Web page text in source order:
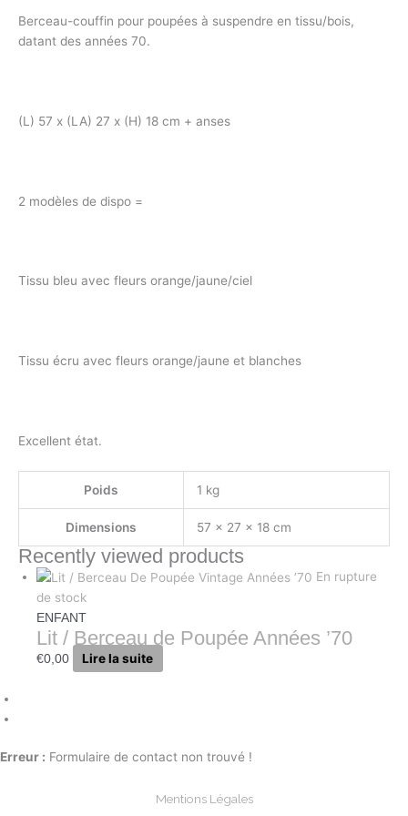
Berceau-couffin pour poupées à suspendre en tissu/bois,
datant des années 70.
(L) 57 x (LA) 27 x (H) 18 cm + anses
2 modèles de dispo =
Tissu bleu avec fleurs orange/jaune/ciel
Tissu écru avec fleurs orange/jaune et blanches
Excellent état.
Poids 1 kg
Dimensions 57 × 27 × 18 cm
Recently viewed products
En rupture
de stock
ENFANT
Lit / Berceau de Poupée Années ’70
€0,00 Lire la suite
Erreur : Formulaire de contact non trouvé !
Mentions Légales